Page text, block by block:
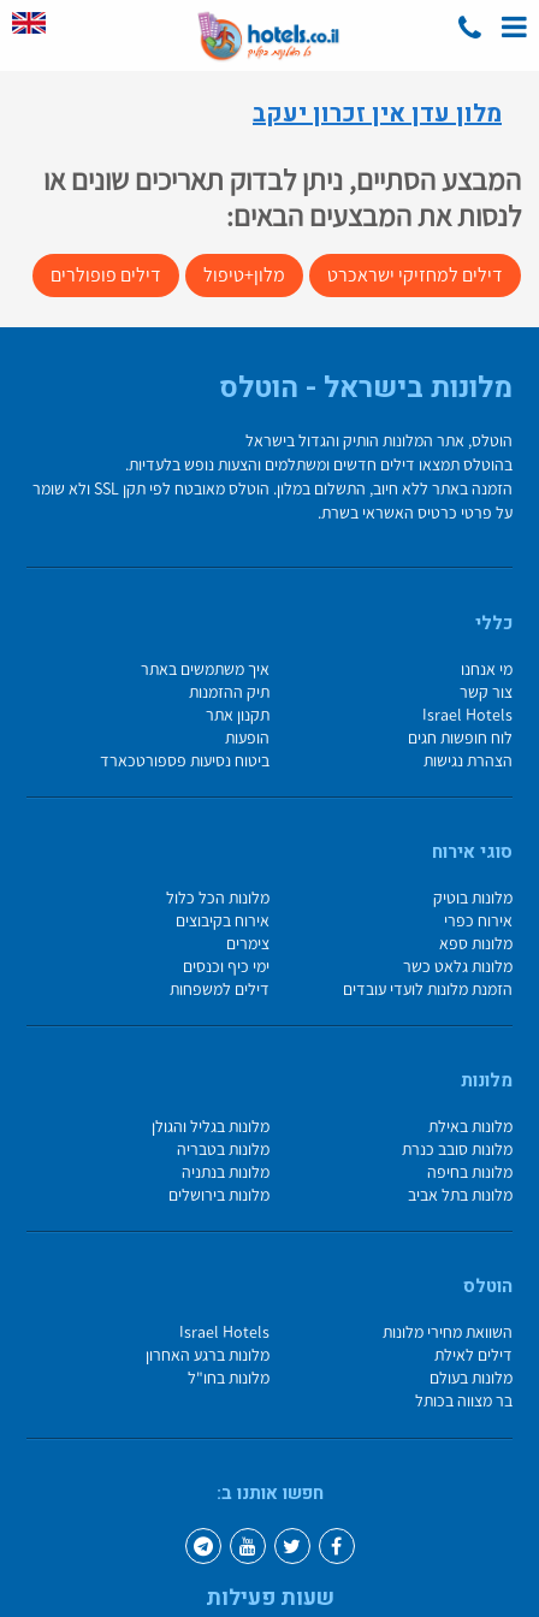
מלון עדן אין זכרון יעקב
המבצע הסתיים, ניתן לבדוק תאריכים שונים או
לנסות את המבצעים הבאים:
דילים למחזיקי ישראכרט מלון+טיפול דילים פופולרים
מלונות בישראל - הוטלס
הוטלס, אתר המלונות הותיק והגדול בישראל
בהוטלס תמצאו דילים חדשים ומשתלמים והצעות נופש בלעדיות.
הזמנה באתר ללא חיוב, התשלום במלון. הוטלס מאובטח לפי תקן SSL ולא שומר
על פרטי כרטיס האשראי בשרת.
כללי
מי אנחנו
איך משתמשים באתר
צור קשר
תיק ההזמנות
Israel Hotels
תקנון אתר
לוח חופשות חגים
הופעות
הצהרת נגישות
ביטוח נסיעות פספורטכארד
סוגי אירוח
מלונות בוטיק
מלונות הכל כלול
אירוח כפרי
אירוח בקיבוצים
מלונות ספא
צימרים
מלונות גלאט כשר
ימי כיף וכנסים
הזמנת מלונות לועדי עובדים
דילים למשפחות
מלונות
מלונות באילת
מלונות בגליל והגולן
מלונות סובב כנרת
מלונות בטבריה
מלונות בחיפה
מלונות בנתניה
מלונות בתל אביב
מלונות בירושלים
הוטלס
השוואת מחירי מלונות
Israel Hotels
דילים לאילת
מלונות ברגע האחרון
מלונות בעולם
מלונות בחו"ל
בר מצווה בכותל
חפשו אותנו ב:
שעות פעילות